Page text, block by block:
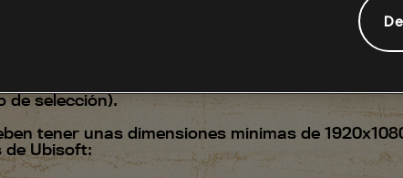
pueden enviarnos un máximo de cuatro
como Twitter) en la que deberán etiquetar a
También pueden enviarlas a través del
de selección).
tener unas dimensiones mínimas de
de Ubisoft: